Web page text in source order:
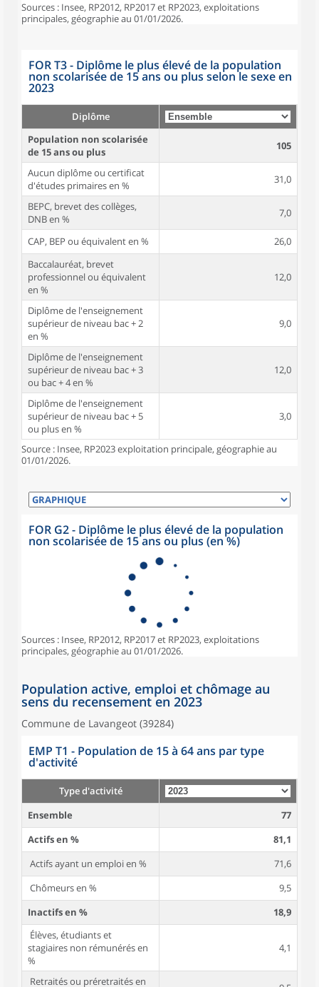
Sources : Insee, RP2012, RP2017 et RP2023, exploitations
principales, géographie au 01/01/2026.
FOR T3 - Diplôme le plus élevé de la population
non scolarisée de 15 ans ou plus selon le sexe en
2023
Diplôme
Population non scolarisée
de 15 ans ou plus
105
Aucun diplôme ou certificat
d'études primaires en %
31,0
BEPC, brevet des collèges,
DNB en %
7,0
CAP, BEP ou équivalent en %
26,0
Baccalauréat, brevet
professionnel ou équivalent
en %
12,0
Diplôme de l'enseignement
supérieur de niveau bac + 2
en %
9,0
Diplôme de l'enseignement
supérieur de niveau bac + 3
ou bac + 4 en %
12,0
Diplôme de l'enseignement
supérieur de niveau bac + 5
ou plus en %
3,0
Source : Insee, RP2023 exploitation principale, géographie au
01/01/2026.
FOR G2 - Diplôme le plus élevé de la population
non scolarisée de 15 ans ou plus (en %)
Sources : Insee, RP2012, RP2017 et RP2023, exploitations
principales, géographie au 01/01/2026.
Population active, emploi et chômage au
sens du recensement en 2023
Commune de Lavangeot (39284)
EMP T1 - Population de 15 à 64 ans par type
d'activité
Type d'activité
Ensemble
77
Actifs en %
81,1
Actifs ayant un emploi en %
71,6
Chômeurs en %
9,5
Inactifs en %
18,9
Élèves, étudiants et
stagiaires non rémunérés en
%
4,1
Retraités ou préretraités en